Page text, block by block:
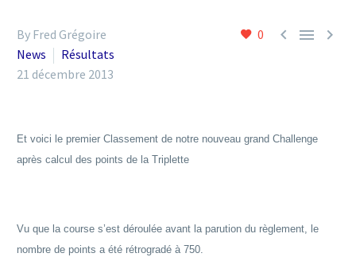
0   
By Fred Grégoire
News
Résultats
21 décembre 2013
Et voici le premier Classement de notre nouveau grand Challenge
après calcul des points de la Triplette
Vu que la course s’est déroulée avant la parution du règlement, le
nombre de points a été rétrogradé à 750.